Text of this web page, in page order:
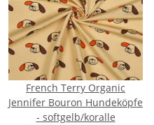
French Terry Organic
Jennifer Bouron Hundeköpfe
- softgelb/koralle